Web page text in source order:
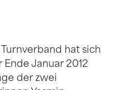
hat sich
Januar 2012
der zwei